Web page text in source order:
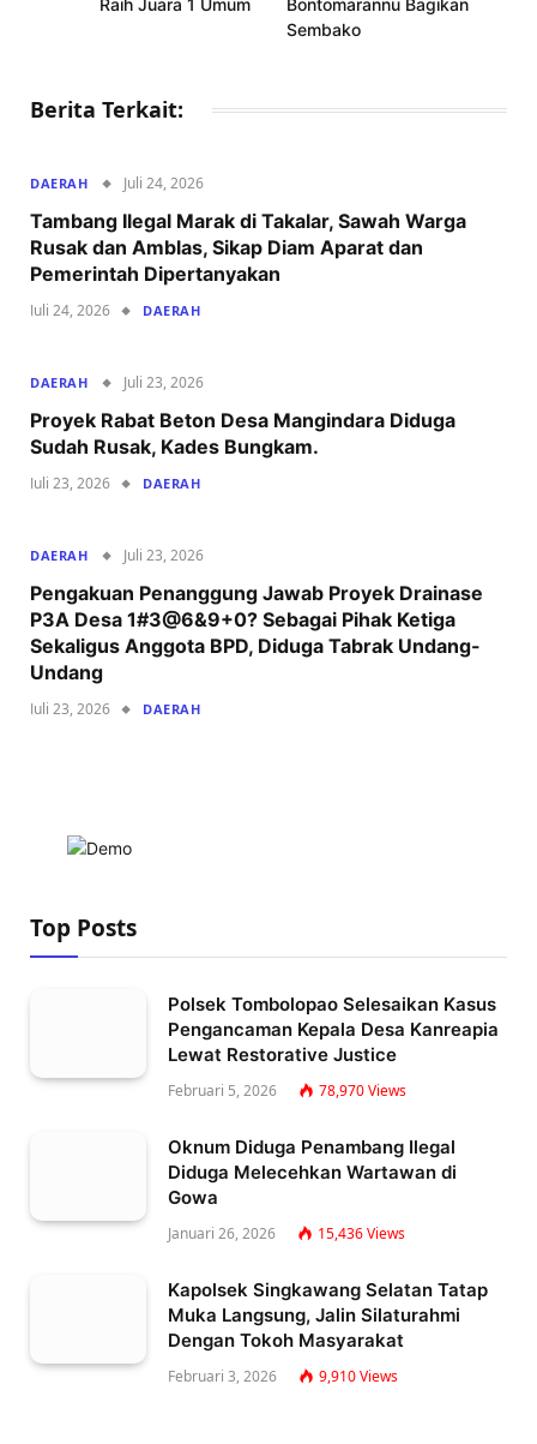
Sembako
Berita Terkait:
DAERAH Juli 24, 2026
Tambang Ilegal Marak di Takalar, Sawah Warga
Rusak dan Amblas, Sikap Diam Aparat dan
Pemerintah Dipertanyakan
Juli 24, 2026 DAERAH
DAERAH Juli 23, 2026
Proyek Rabat Beton Desa Mangindara Diduga
Sudah Rusak, Kades Bungkam.
Juli 23, 2026 DAERAH
DAERAH Juli 23, 2026
Pengakuan Penanggung Jawab Proyek Drainase
P3A Desa 1#3@6&9+0? Sebagai Pihak Ketiga
Sekaligus Anggota BPD, Diduga Tabrak Undang-
Undang
Juli 23, 2026 DAERAH
Top Posts
Polsek Tombolopao Selesaikan Kasus
Pengancaman Kepala Desa Kanreapia
Lewat Restorative Justice
Februari 5, 2026 78,970Views
Oknum Diduga Penambang Ilegal
Diduga Melecehkan Wartawan di
Gowa
Januari 26, 2026 15,436Views
Kapolsek Singkawang Selatan Tatap
Muka Langsung, Jalin Silaturahmi
Dengan Tokoh Masyarakat
Februari 3, 2026 9,910Views